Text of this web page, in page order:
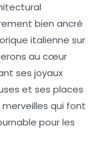
bien ancré
italienne sur
au cœur
ses joyaux
et ses places
qui font
pour les